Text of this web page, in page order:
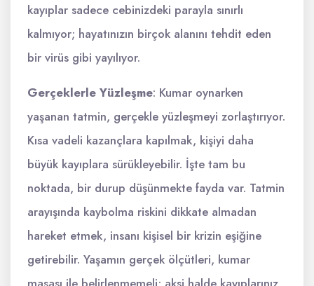
kayıplar sadece cebinizdeki parayla sınırlı
kalmıyor; hayatınızın birçok alanını tehdit eden
bir virüs gibi yayılıyor.
Gerçeklerle Yüzleşme: Kumar oynarken
yaşanan tatmin, gerçekle yüzleşmeyi zorlaştırıyor.
Kısa vadeli kazançlara kapılmak, kişiyi daha
büyük kayıplara sürükleyebilir. İşte tam bu
noktada, bir durup düşünmekte fayda var. Tatmin
arayışında kaybolma riskini dikkate almadan
hareket etmek, insanı kişisel bir krizin eşiğine
getirebilir. Yaşamın gerçek ölçütleri, kumar